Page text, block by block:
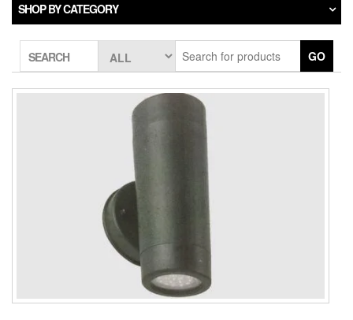
SHOP BY CATEGORY
SEARCH GO